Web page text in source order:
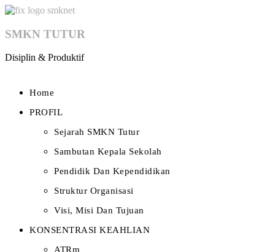
SMKN TUTUR
Disiplin & Produktif
Home
PROFIL
Sejarah SMKN Tutur
Sambutan Kepala Sekolah
Pendidik Dan Kependidikan
Struktur Organisasi
Visi, Misi Dan Tujuan
KONSENTRASI KEAHLIAN
ATRm